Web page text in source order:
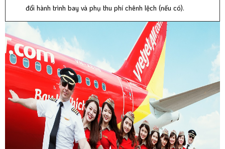
đổi hành trình bay và phụ thu phí chênh lệch (nếu có).